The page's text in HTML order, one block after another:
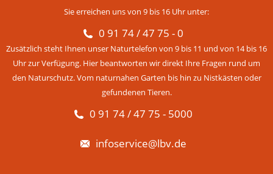
Sie erreichen uns von 9 bis 16 Uhr unter:
0 91 74 / 47 75 - 0
Zusätzlich steht Ihnen unser Naturtelefon von 9 bis 11 und von 14 bis 16
Uhr zur Verfügung. Hier beantworten wir direkt Ihre Fragen rund um
den Naturschutz. Vom naturnahen Garten bis hin zu Nistkästen oder
gefundenen Tieren.
0 91 74 / 47 75 - 5000
infoservice@lbv.de